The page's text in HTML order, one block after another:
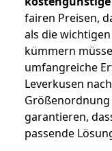
fairen Preisen,
als die
kümmern
umfangreiche
Leverkusen
garantieren,
passende